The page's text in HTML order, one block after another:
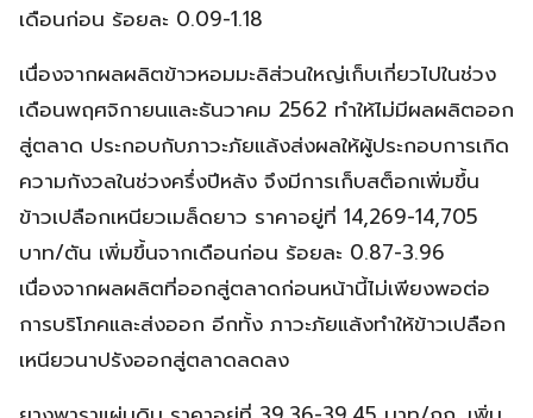
เดือนก่อน ร้อยละ 0.09-1.18
เนื่องจากผลผลิตข้าวหอมมะลิส่วนใหญ่เก็บเกี่ยวไปในช่วง
เดือนพฤศจิกายนและธันวาคม 2562 ทำให้ไม่มีผลผลิตออก
สู่ตลาด ประกอบกับภาวะภัยแล้งส่งผลให้ผู้ประกอบการเกิด
ความกังวลในช่วงครึ่งปีหลัง จึงมีการเก็บสต็อกเพิ่มขึ้น
ข้าวเปลือกเหนียวเมล็ดยาว ราคาอยู่ที่ 14,269-14,705
บาท/ตัน เพิ่มขึ้นจากเดือนก่อน ร้อยละ 0.87-3.96
เนื่องจากผลผลิตที่ออกสู่ตลาดก่อนหน้านี้ไม่เพียงพอต่อ
การบริโภคและส่งออก อีกทั้ง ภาวะภัยแล้งทำให้ข้าวเปลือก
เหนียวนาปรังออกสู่ตลาดลดลง